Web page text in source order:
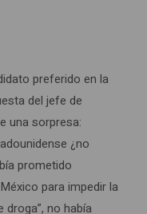
preferido en la
del jefe de
una sorpresa:
¿no
prometido
para impedir la
droga”, no había